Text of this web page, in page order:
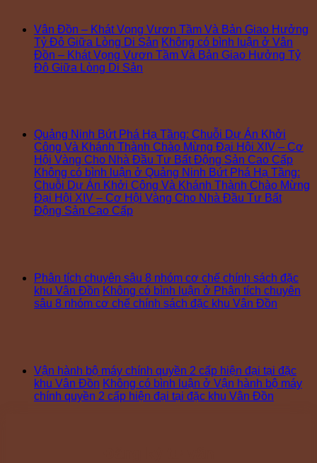
Vân Đồn – Khát Vọng Vươn Tầm Và Bản Giao Hưởng
Tỷ Đô Giữa Lòng Di Sản Không có bình luận ở Vân
Đồn – Khát Vọng Vươn Tầm Và Bản Giao Hưởng Tỷ
Đô Giữa Lòng Di Sản
Quảng Ninh Bứt Phá Hạ Tầng: Chuỗi Dự Án Khởi
Công Và Khánh Thành Chào Mừng Đại Hội XIV – Cơ
Hội Vàng Cho Nhà Đầu Tư Bất Động Sản Cao Cấp
Không có bình luận ở Quảng Ninh Bứt Phá Hạ Tầng:
Chuỗi Dự Án Khởi Công Và Khánh Thành Chào Mừng
Đại Hội XIV – Cơ Hội Vàng Cho Nhà Đầu Tư Bất
Động Sản Cao Cấp
Phân tích chuyên sâu 8 nhóm cơ chế chính sách đặc
khu Vân Đồn Không có bình luận ở Phân tích chuyên
sâu 8 nhóm cơ chế chính sách đặc khu Vân Đồn
Vận hành bộ máy chính quyền 2 cấp hiện đại tại đặc
khu Vân Đồn Không có bình luận ở Vận hành bộ máy
chính quyền 2 cấp hiện đại tại đặc khu Vân Đồn